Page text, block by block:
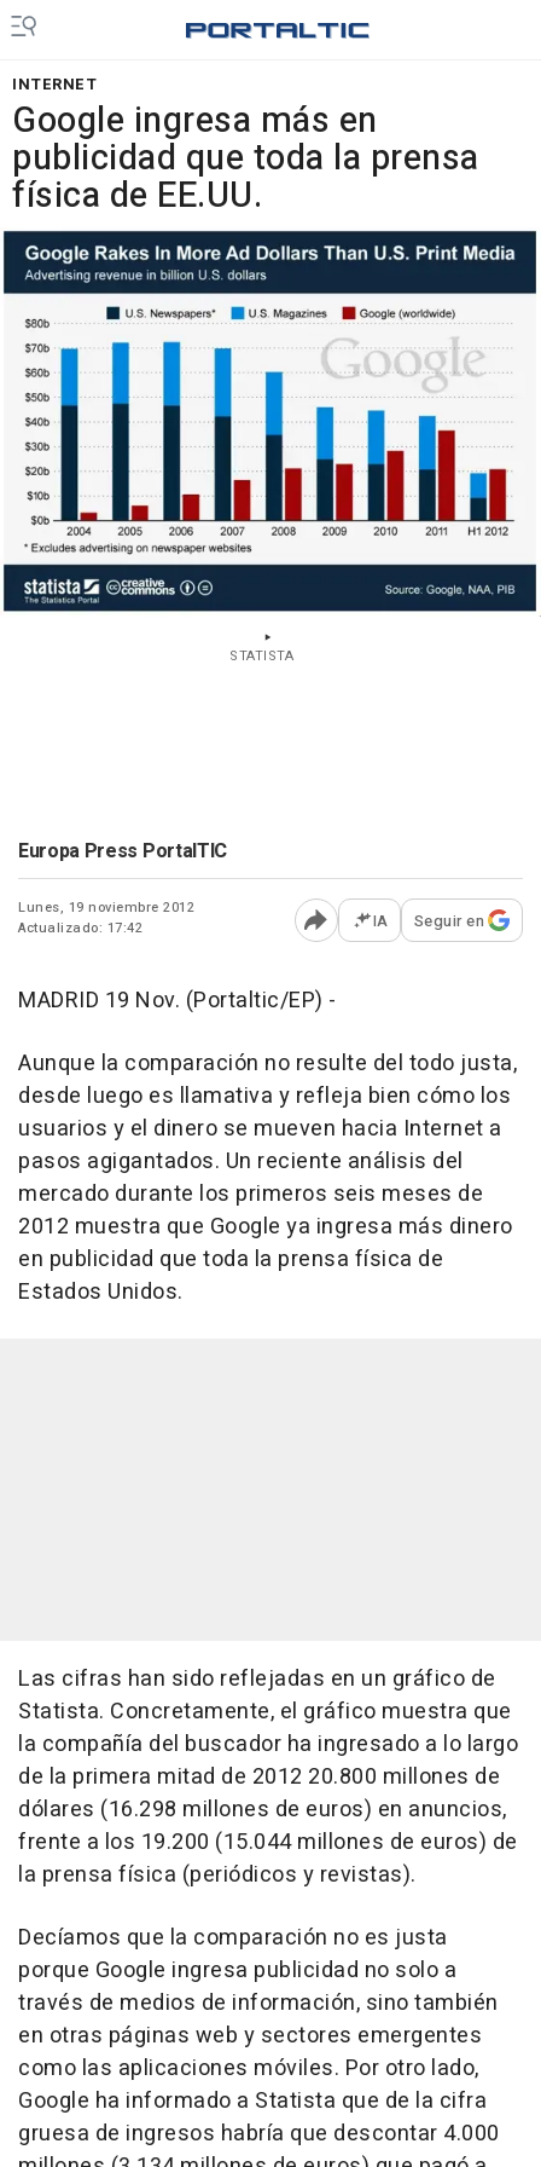
INTERNET
Google ingresa más en
publicidad que toda la prensa
física de EE.UU.
STATISTA
Europa Press PortalTIC
Lunes, 19 noviembre 2012
Actualizado: 17:42
Abrir opciones para
IA Seguir en
MADRID 19 Nov. (Portaltic/EP) -
Aunque la comparación no resulte del todo justa,
desde luego es llamativa y refleja bien cómo los
usuarios y el dinero se mueven hacia Internet a
pasos agigantados. Un reciente análisis del
mercado durante los primeros seis meses de
2012 muestra que Google ya ingresa más dinero
en publicidad que toda la prensa física de
Estados Unidos.
Las cifras han sido reflejadas en un gráfico de
Statista. Concretamente, el gráfico muestra que
la compañía del buscador ha ingresado a lo largo
de la primera mitad de 2012 20.800 millones de
dólares (16.298 millones de euros) en anuncios,
frente a los 19.200 (15.044 millones de euros) de
la prensa física (periódicos y revistas).
Decíamos que la comparación no es justa
porque Google ingresa publicidad no solo a
través de medios de información, sino también
en otras páginas web y sectores emergentes
como las aplicaciones móviles. Por otro lado,
Google ha informado a Statista que de la cifra
gruesa de ingresos habría que descontar 4.000